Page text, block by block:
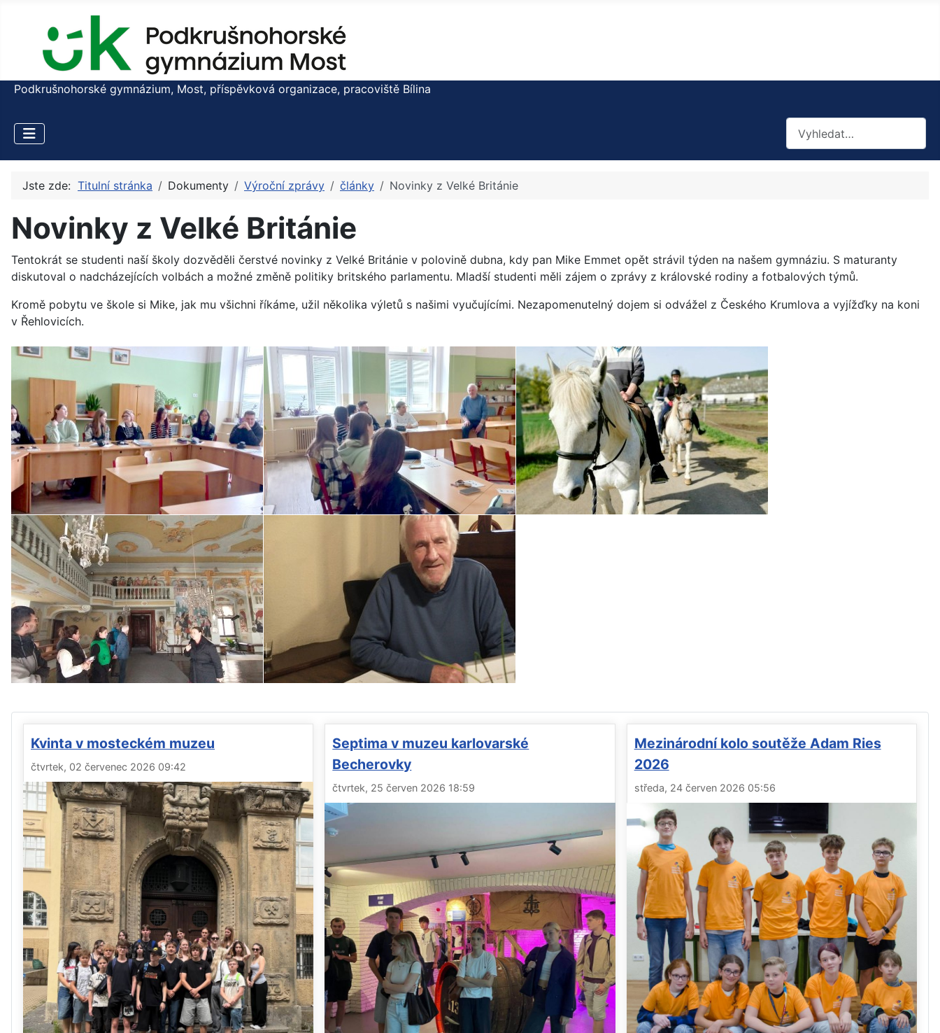
Podkrušnohorské gymnázium, Most, příspěvková organizace, pracoviště Bílina
Jste zde: Titulní stránka Dokumenty Výroční zprávy články Novinky z Velké Británie
Novinky z Velké Británie
Tentokrát se studenti naší školy dozvěděli čerstvé novinky z Velké Británie v polovině dubna, kdy pan Mike Emmet opět strávil týden na našem gymnáziu. S maturanty
diskutoval o nadcházejících volbách a možné změně politiky britského parlamentu. Mladší studenti měli zájem o zprávy z královské rodiny a fotbalových týmů.
Kromě pobytu ve škole si Mike, jak mu všichni říkáme, užil několika výletů s našimi vyučujícími. Nezapomenutelný dojem si odvážel z Českého Krumlova a vyjížďky na koni
v Řehlovicích.
Kvinta v mosteckém muzeu
čtvrtek, 02 červenec 2026 09:42
Septima v muzeu karlovarské
Becherovky
čtvrtek, 25 červen 2026 18:59
Mezinárodní kolo soutěže Adam Ries
2026
středa, 24 červen 2026 05:56